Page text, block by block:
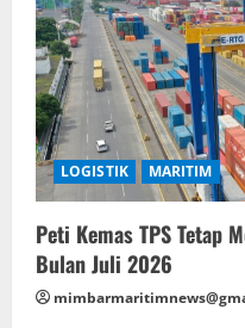
LOGISTIK MARITIM
Peti Kemas TPS Tetap
Bulan Juli 2026